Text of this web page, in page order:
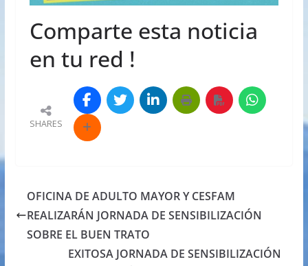
Comparte esta noticia
en tu red !
SHARES
OFICINA DE ADULTO MAYOR Y CESFAM
REALIZARÁN JORNADA DE SENSIBILIZACIÓN
SOBRE EL BUEN TRATO
EXITOSA JORNADA DE SENSIBILIZACIÓN